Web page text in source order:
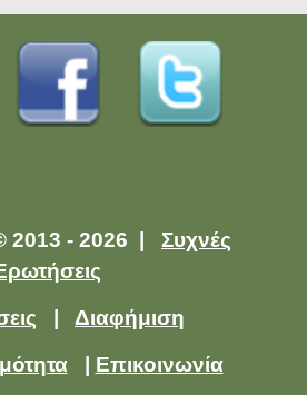
2013 - 2026 | Συχνές
Διαφήμιση
| Επικοινωνία